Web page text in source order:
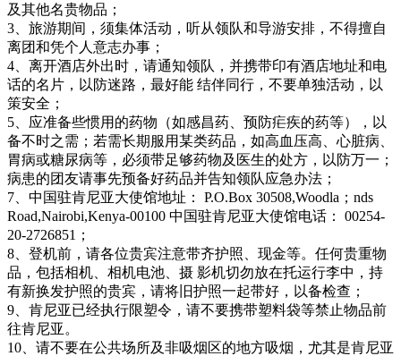
及其他名贵物品；
3、旅游期间，须集体活动，听从领队和导游安排，不得擅自
离团和凭个人意志办事；
4、离开酒店外出时，请通知领队，并携带印有酒店地址和电
话的名片，以防迷路，最好能 结伴同行，不要单独活动，以
策安全；
5、应准备些惯用的药物（如感昌药、预防疟疾的药等），以
备不时之需；若需长期服用某类药品，如高血压高、心脏病、
胃病或糖尿病等，必须带足够药物及医生的处方，以防万一；
病患的团友请事先预备好药品并告知领队应急办法；
7、中国驻肯尼亚大使馆地址： P.O.Box 30508,Woodla；nds
Road,Nairobi,Kenya-00100 中国驻肯尼亚大使馆电话： 00254-
20-2726851；
8、登机前，请各位贵宾注意带齐护照、现金等。任何贵重物
品，包括相机、相机电池、摄 影机切勿放在托运行李中，持
有新换发护照的贵宾，请将旧护照一起带好，以备检查；
9、肯尼亚已经执行限塑令，请不要携带塑料袋等禁止物品前
往肯尼亚。
10、请不要在公共场所及非吸烟区的地方吸烟，尤其是肯尼亚